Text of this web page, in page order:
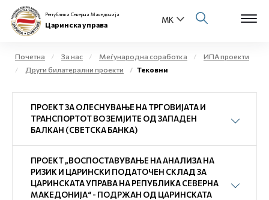
Физички лица
Бизнис заедница
Е-Царина
Република Северна Македонија
Царинска управа
Почетна За нас Меѓународна соработка
ИПА проекти
Други билатерални проекти
Тековни
ПРОЕКТ ЗА ОЛЕСНУВАЊЕ НА ТРГОВИЈАТА И
ТРАНСПОРТОТ ВО ЗЕМЈИТЕ ОД ЗАПАДЕН
БАЛКАН (СВЕТСКА БАНКА)
ПРОЕКТ „ВОСПОСТАВУВАЊЕ НА АНАЛИЗА НА
РИЗИК И ЦАРИНСКИ ПОДАТОЧЕН СКЛАД ЗА
ЦАРИНСКАТА УПРАВА НА РЕПУБЛИКА СЕВЕРНА
МАКЕДОНИЈА“ - ПОДРЖАН ОД ЦАРИНСКАТА